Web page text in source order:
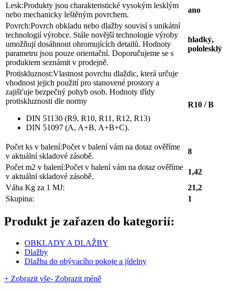
Lesk:Produkty jsou charakteristické vysokým lesklým
nebo mechanicky leštěným povrchem.
ano
Povrch:Povrch obkladu nebo dlažby souvisí s unikátní
technologií výrobce. Stále novější technologie výroby
umožňují dosáhnout ohromujících detailů. Hodnoty
parametru jsou pouze orientační. Doporučujeme se s
produktem seznámit v prodejně.
hladký,
pololesklý
Protiskluznost:Vlastnost povrchu dlaždic, která určuje
vhodnost jejich použití pro stanovené prostory a
zajišťuje bezpečný pohyb osob. Hodnoty třídy
protiskluznosti dle normy
DIN 51130 (R9, R10, R11, R12, R13)
DIN 51097 (A, A+B, A+B+C).
R10 / B
Počet ks v balení:Počet v balení vám na dotaz ověříme
v aktuální skladové zásobě.
8
Počet m2 v balení:Počet v balení vám na dotaz ověříme
v aktuální skladové zásobě.
1,42
Váha Kg za 1 MJ:
21,2
Skupina:
1
Produkt je zařazen do kategorií:
OBKLADY A DLAŽBY
Dlažby
Dlažba do obývacího pokoje a jídelny
+ Zobrazit vše- Zobrazit méně